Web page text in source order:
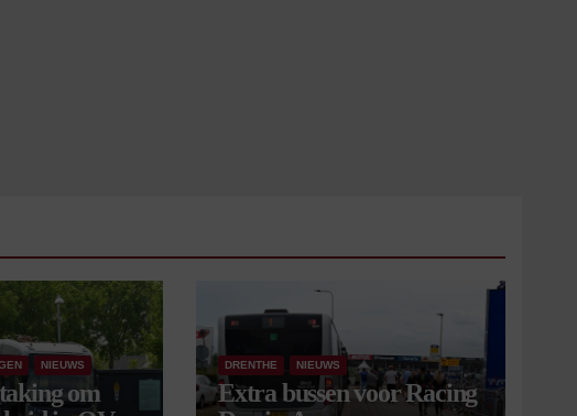
NIEUWS
om
DRENTHE NIEUWS
Extra bussen voor Racing